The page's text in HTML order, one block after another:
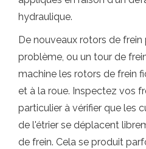
hydraulique.
De nouveaux rotors de
problème, ou un tour de
machine les rotors de frein
et à la roue. Inspectez vos
particulier à vérifier que les
de l'étrier se déplacent
de frein. Cela se produit